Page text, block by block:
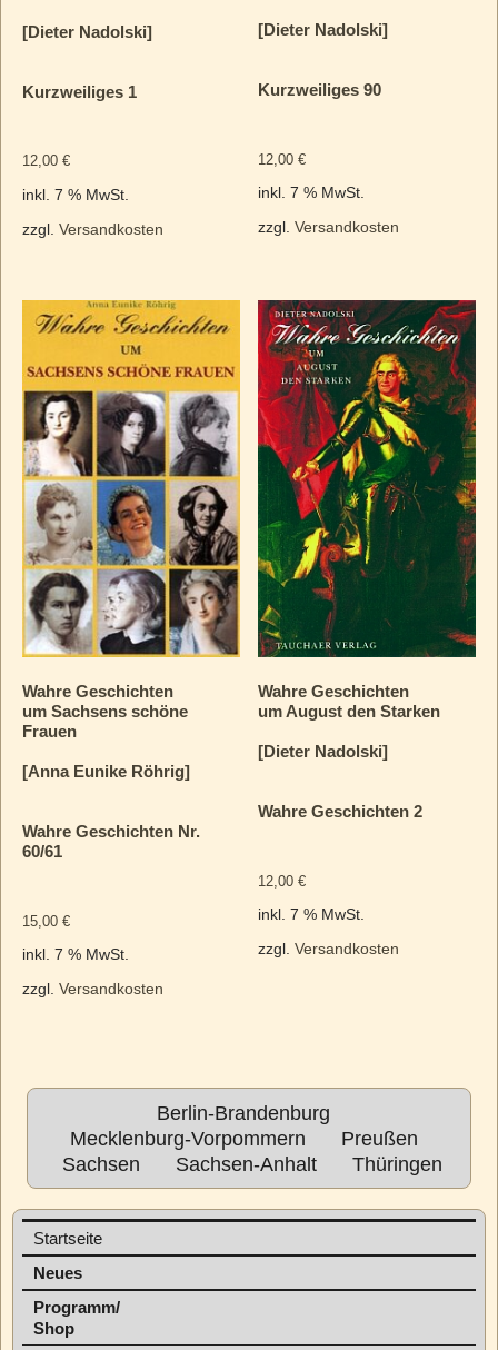
[Dieter Nadolski]
Kurzweiliges 1
12,00 €
inkl. 7 % MwSt.
zzgl. Versandkosten
[Dieter Nadolski]
Kurzweiliges 90
12,00€
inkl. 7 % MwSt.
zzgl.Versandkosten
Wahre Geschichten
um Sachsens schöne
Frauen
[Anna Eunike Röhrig]
Wahre Geschichten Nr.
60/61
15,00 €
inkl. 7 % MwSt.
zzgl. Versandkosten
Wahre Geschichten
um August den Starken
[Dieter Nadolski]
Wahre Geschichten 2
12,00€
inkl. 7 % MwSt.
zzgl.Versandkosten
Berlin-Brandenburg
Mecklenburg-Vorpommern
Preußen
Sachsen
Sachsen-Anhalt Thüringen
Startseite
Neues
Programm/
Shop